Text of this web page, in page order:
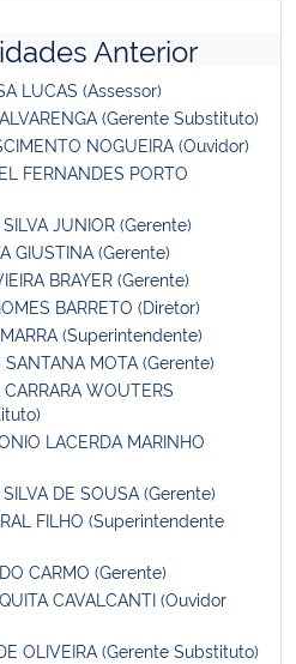
Anterior
LUCAS (Assessor)
(Gerente Substituto)
NOGUEIRA (Ouvidor)
FERNANDES PORTO
JUNIOR (Gerente)
GIUSTINA (Gerente)
BRAYER (Gerente)
BARRETO (Diretor)
(Superintendente)
SANTANA MOTA (Gerente)
WOUTERS
LACERDA MARINHO
DE SOUSA (Gerente)
FILHO (Superintendente
CARMO (Gerente)
CAVALCANTI (Ouvidor
OLIVEIRA (Gerente Substituto)